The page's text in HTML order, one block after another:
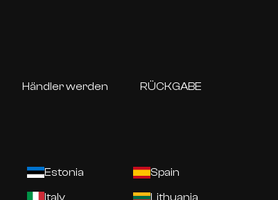
Händler werden RÜCKGABE
Estonia Spain
Italy Lithuania